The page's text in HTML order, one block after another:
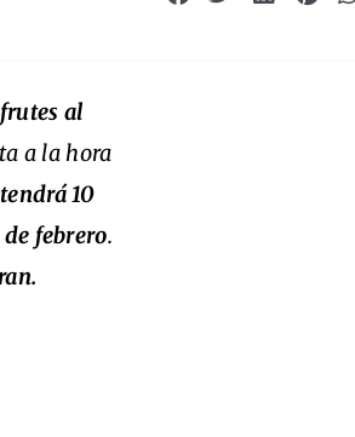
al
a la hora
tendrá 10
febrero.